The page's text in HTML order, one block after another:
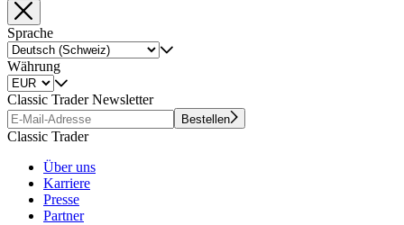
Sprache
Währung
Classic Trader Newsletter
Bestellen
Classic Trader
Über uns
Karriere
Presse
Partner